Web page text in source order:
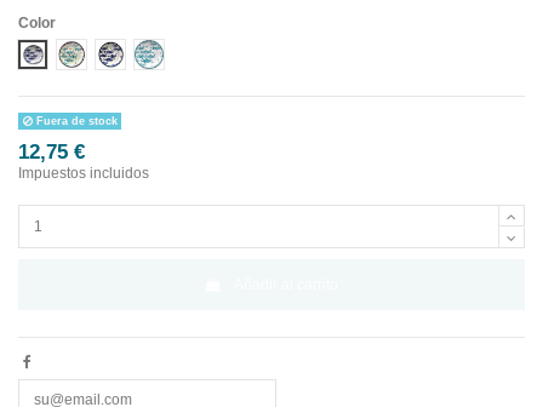
Color
Diseño 1Diseño 2Diseño 3Diseño 4
Fuera de stock
12,75 €
Impuestos incluidos